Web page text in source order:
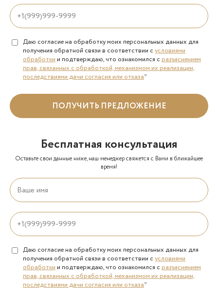
Даю согласие на обработку моих персональных данных для
получения обратной связи в соответствии с условиями
обработкии подтверждаю, что ознакомился с разъяснением
прав, связанных с обработкой, механизмом их реализации,
последствиями дачи согласия или отказа*
ПОЛУЧИТЬ ПРЕДЛОЖЕНИЕ
Бесплатная консультация
Оставьте свои данные ниже, наш менеджер свяжется с Вами в ближайшее
время!
Даю согласие на обработку моих персональных данных для
получения обратной связи в соответствии с условиями
обработкии подтверждаю, что ознакомился с разъяснением
прав, связанных с обработкой, механизмом их реализации,
последствиями дачи согласия или отказа*